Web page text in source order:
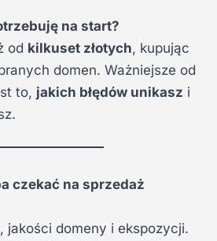
na start?
od kilkuset złotych, kupując
domen. Ważniejsze od
to, jakich błędów unikasz i
czekać na sprzedaż
jakości domeny i ekspozycji.